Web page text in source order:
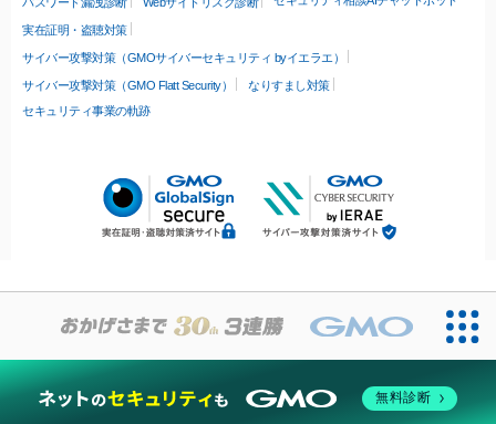
実在証明・盗聴対策
サイバー攻撃対策（GMOサイバーセキュリティ byイエラエ）
サイバー攻撃対策（GMO Flatt Security）
なりすまし対策
セキュリティ事業の軌跡
無料診断